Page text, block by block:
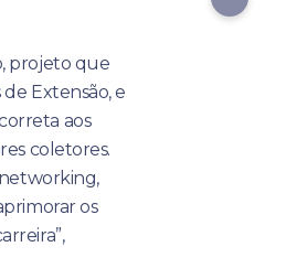
projeto que
Extensão, e
aos
coletores.
os